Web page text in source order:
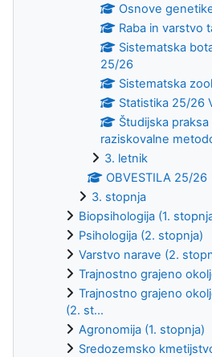
Osnove
Raba in varstvo
Sistematska
25/26
Sistematska
Statistika 25/26
Študijska
raziskovalne
3. letnik
OBVESTILA 25/26
3. stopnja
Biopsihologija (1.
Psihologija (2. stopnja)
Varstvo narave (2.
Trajnostno grajeno
Trajnostno grajeno
(2. st...
Agronomija (1. stopnja)
Sredozemsko